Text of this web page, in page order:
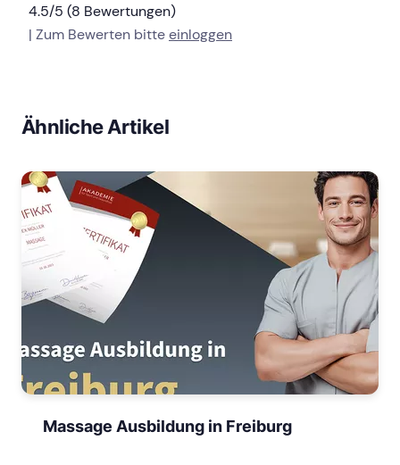
4.5/5 (8 Bewertungen)
| Zum Bewerten bitteeinloggen
Ähnliche Artikel
Massage Ausbildung in Freiburg